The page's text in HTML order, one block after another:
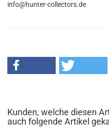
info@hunter-collectors.de
Kunden, welche diesen
auch folgende Artikel